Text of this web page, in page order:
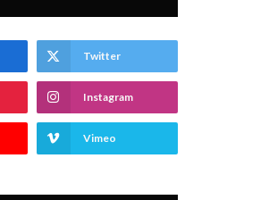
Twitter
Instagram
Vimeo